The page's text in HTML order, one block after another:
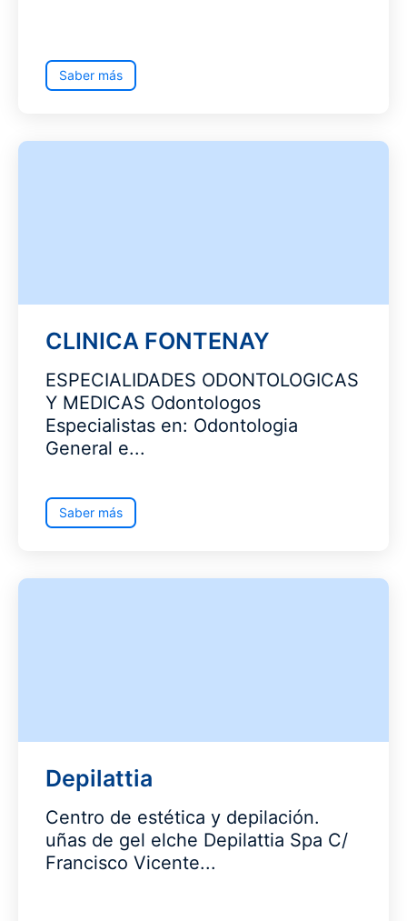
Saber más
CLINICA FONTENAY
ESPECIALIDADES ODONTOLOGICAS
Y MEDICAS Odontologos
Especialistas en: Odontologia
General e...
Saber más
Depilattia
Centro de estética y depilación.
uñas de gel elche Depilattia Spa C/
Francisco Vicente...